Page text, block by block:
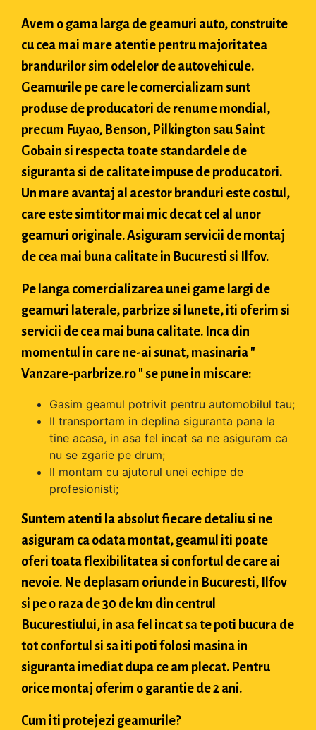
Avem o gama larga de geamuri auto, construite
cu cea mai mare atentie pentru majoritatea
brandurilor sim odelelor de autovehicule.
Geamurile pe care le comercializam sunt
produse de producatori de renume mondial,
precum Fuyao, Benson, Pilkington sau Saint
Gobain si respecta toate standardele de
siguranta si de calitate impuse de producatori.
Un mare avantaj al acestor branduri este costul,
care este simtitor mai mic decat cel al unor
geamuri originale. Asiguram servicii de montaj
de cea mai buna calitate in Bucuresti si Ilfov.
Pe langa comercializarea unei game largi de
geamuri laterale, parbrize si lunete, iti oferim si
servicii de cea mai buna calitate. Inca din
momentul in care ne-ai sunat, masinaria "
Vanzare-parbrize.ro " se pune in miscare:
Gasim geamul potrivit pentru automobilul tau;
Il transportam in deplina siguranta pana la
tine acasa, in asa fel incat sa ne asiguram ca
nu se zgarie pe drum;
Il montam cu ajutorul unei echipe de
profesionisti;
Suntem atenti la absolut fiecare detaliu si ne
asiguram ca odata montat, geamul iti poate
oferi toata flexibilitatea si confortul de care ai
nevoie. Ne deplasam oriunde in Bucuresti, Ilfov
si pe o raza de 30 de km din centrul
Bucurestiului, in asa fel incat sa te poti bucura de
tot confortul si sa iti poti folosi masina in
siguranta imediat dupa ce am plecat. Pentru
orice montaj oferim o garantie de 2 ani.
Cum iti protejezi geamurile?